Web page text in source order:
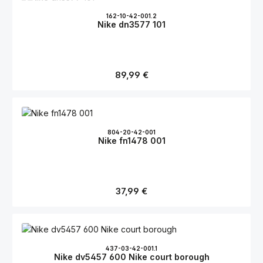
162-10-42-001.2
Nike dn3577 101
Regulärer Preis:
89,99 €
804-20-42-001
Nike fn1478 001
Regulärer Preis:
37,99 €
437-03-42-001.1
Nike dv5457 600 Nike court borough